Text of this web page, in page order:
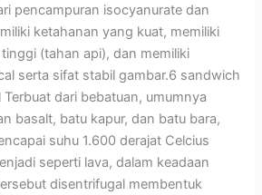
pencampuran isocyanurate dan
ketahanan yang kuat, memiliki
(tahan api), dan memiliki
serta sifat stabil gambar.6 sandwich
Terbuat dari bebatuan, umumnya
basalt, batu kapur, dan batu bara,
suhu 1.600 derajat Celcius
seperti lava, dalam keadaan
disentrifugal membentuk